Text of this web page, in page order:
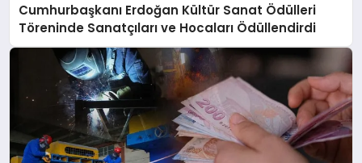
Cumhurbaşkanı Erdoğan Kültür Sanat Ödülleri
Töreninde Sanatçıları ve Hocaları Ödüllendirdi